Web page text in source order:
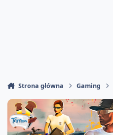
Strona główna Gaming